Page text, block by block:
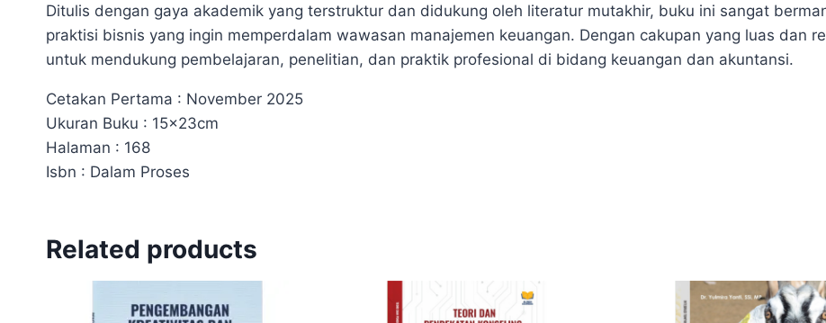
Ditulis dengan gaya akademik yang terstruktur dan didukung oleh literatur mutakhir, buku ini sangat
praktisi bisnis yang ingin memperdalam wawasan manajemen keuangan. Dengan cakupan yang luas dan
untuk mendukung pembelajaran, penelitian, dan praktik profesional di bidang keuangan dan akuntansi.
Cetakan Pertama : November 2025
Ukuran Buku : 15x23cm
Halaman : 168
Isbn : Dalam Proses
Related products